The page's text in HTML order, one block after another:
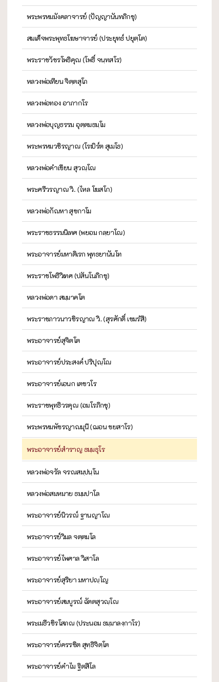
พระพรหมมังคลาจารย์ (ปัญญานันทภิกขุ)
สมเด็จพระพุทธโฆษาจารย์ (ประยุทธ์ ปยุตฺโต)
พระราชวัชรโพธิคุณ (โพธิ์ จนฺทสโร)
หลวงพ่อเทียน จิตฺตสุโภ
หลวงพ่อทอง อาภากโร
หลวงพ่อบุญธรรม อุตฺตมธมฺโม
พระพรหมวชิรญาณ (โรเบิร์ต สุเมโธ)
หลวงพ่อคำเขียน สุวณฺโณ
พระศรีวรญาณ วิ. (ไหล โฆสโก)
หลวงพ่อกัณหา สุขกาโม
พระราชธรรมนิเทศ (พยอม กลฺยาโณ)
พระอาจารย์มหาดิเรก พุทธยานันโท
พระราชโพธิวิเทศ (ปสันโนภิกขุ)
หลวงพ่อดา สมฺมาคโต
พระราชภาวนาวชิรญาณ วิ. (สุรศักดิ์ เขมรํสี)
พระอาจารย์สุจิตโต
พระอาจารย์ประสงค์ ปริปุณฺโณ
พระอาจารย์เอนก เตชวโร
พระราชพุทธิวรคุณ (อมโรภิกขุ)
พระพรหมพัชรญาณมุนี (ฌอน ชยสาโร)
พระอาจารย์สำราญ ธมฺมธุโร
หลวงพ่อจรัล จรณสมฺปนฺโน
หลวงพ่อสมหมาย ธมฺมปาโล
พระอาจารย์นิวรณ์ ฐานญาโณ
พระอาจารย์วิมล จตฺตมโล
พระอาจารย์ไพศาล วิสาโล
พระอาจารย์สุริยา มหาปญฺโญ
พระอาจารย์สมบูรณ์ ฉัตตสุวณฺโณ
พระเมธีวชิรโสภณ (ประนอม ธมฺมาลงฺกาโร)
พระอาจารย์ครรชิต สุทฺธิจิตฺโต
พระอาจารย์คำไม ฐิตสีโล